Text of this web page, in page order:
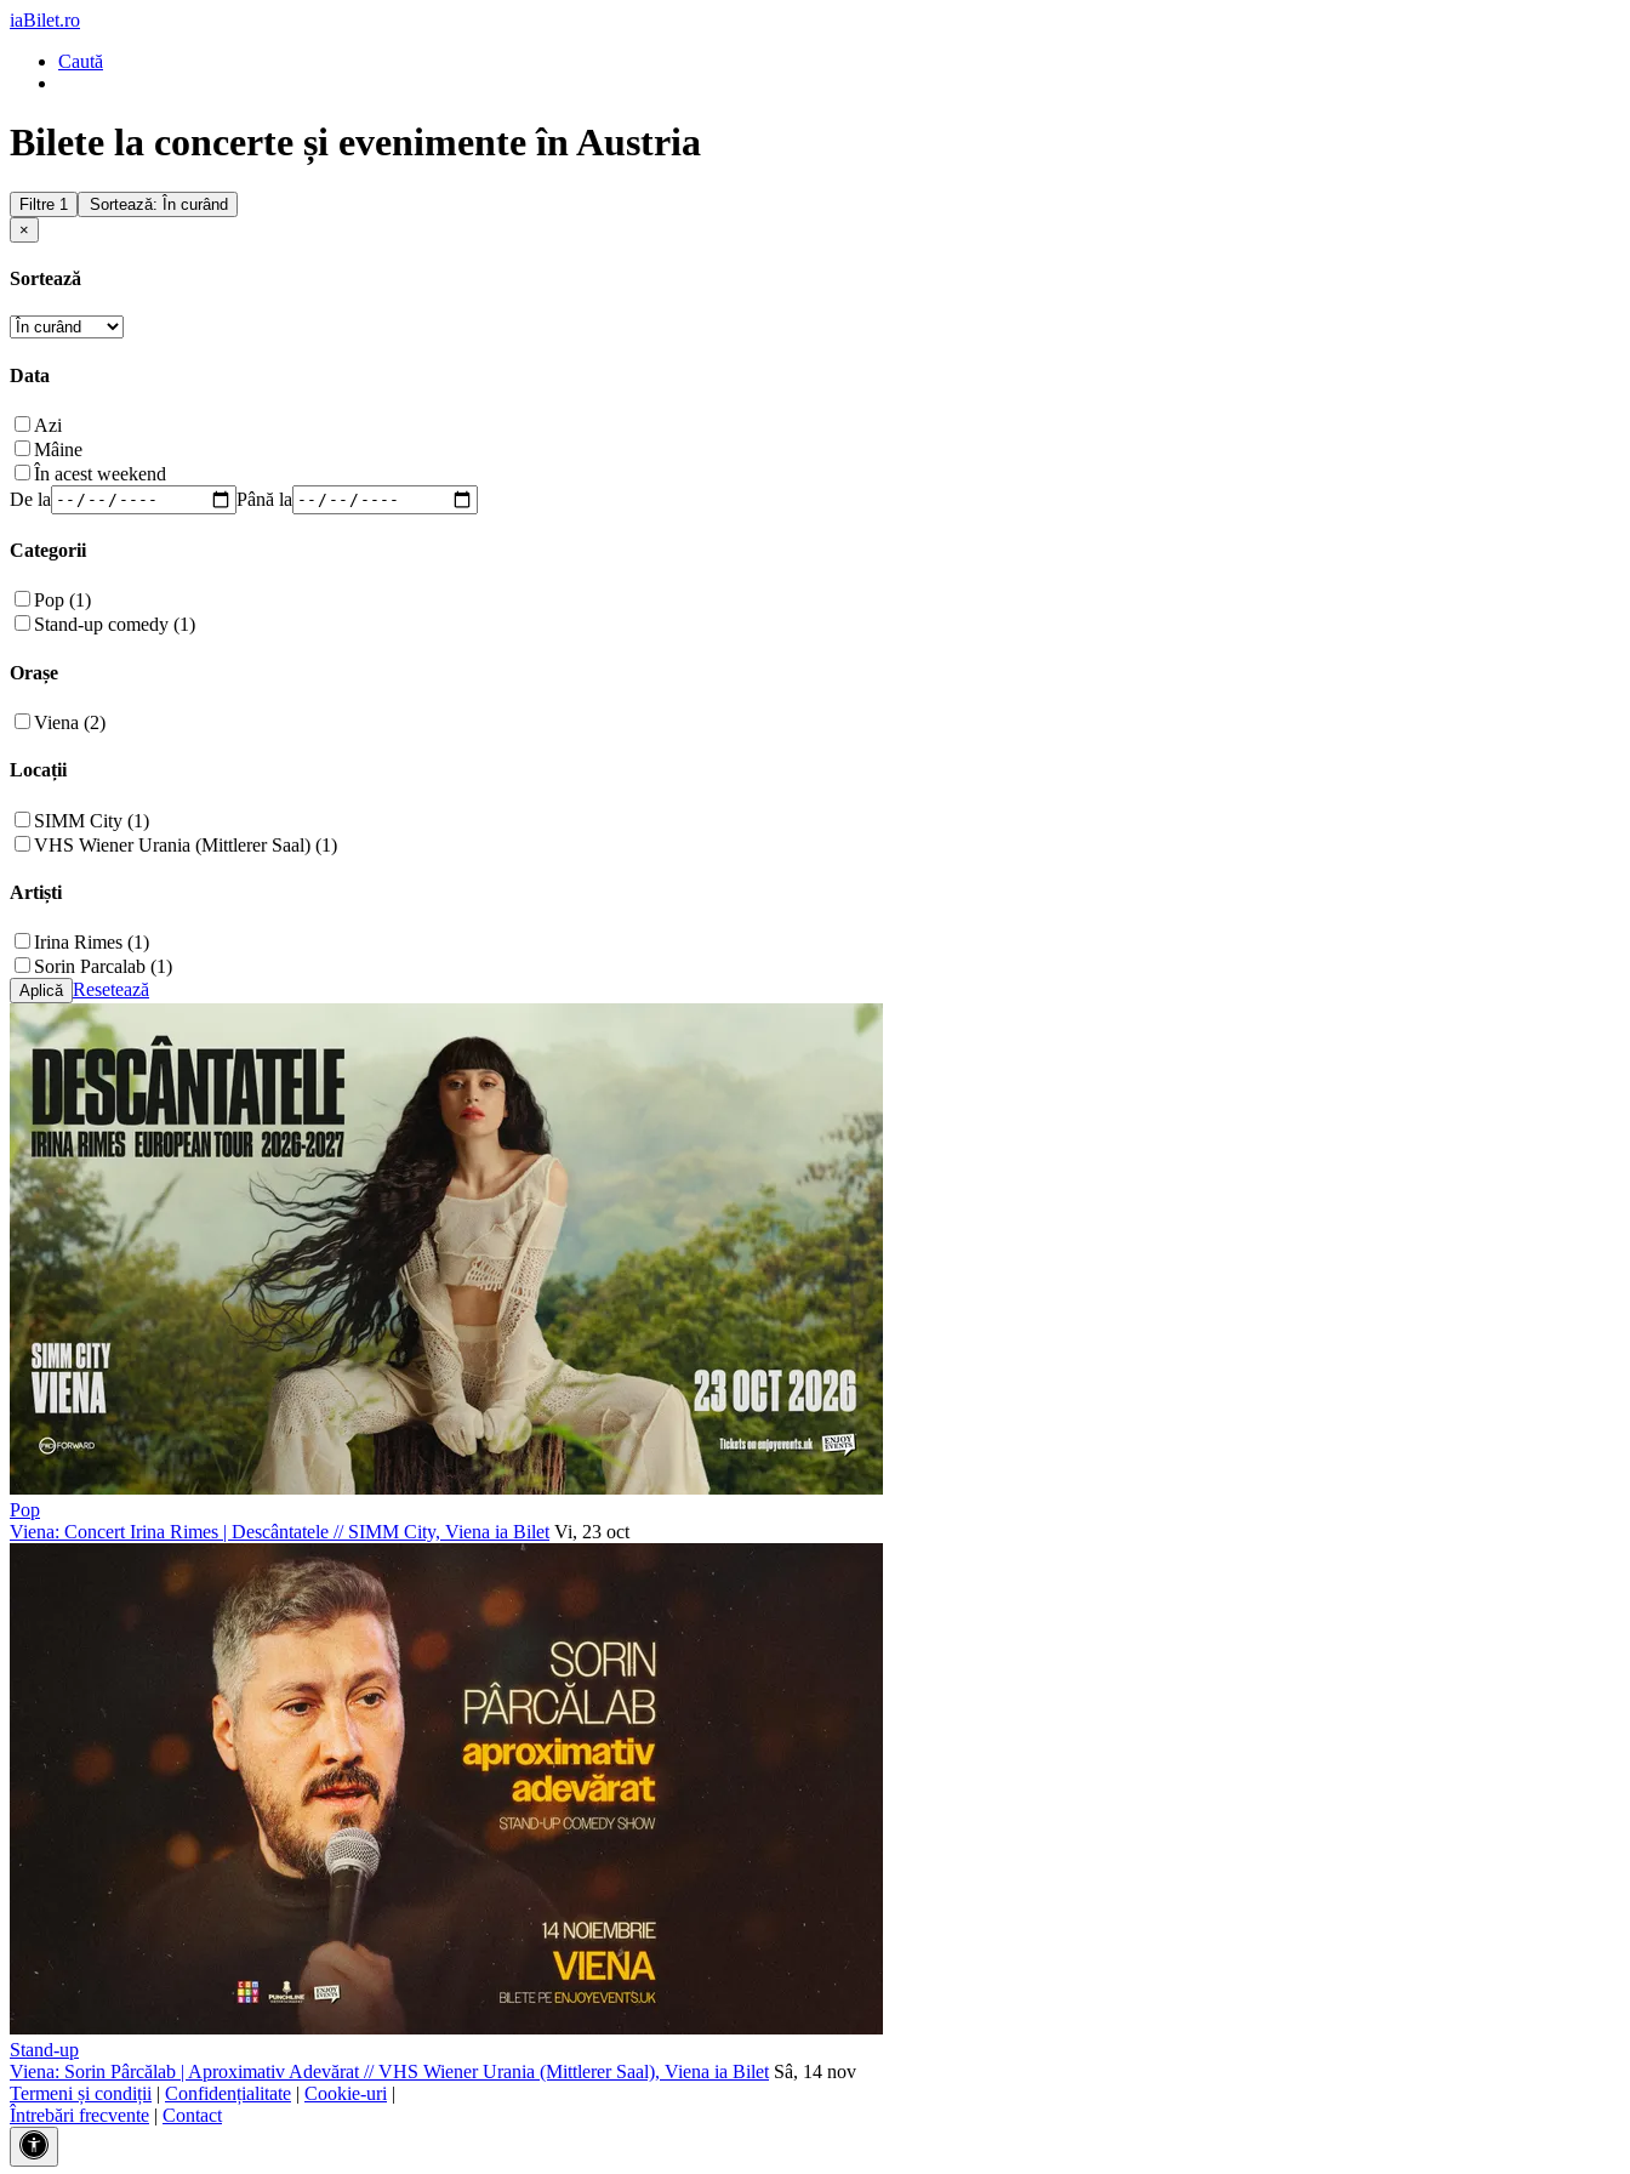
iaBilet.ro
Caută
Bilete la concerte și evenimente în Austria
Filtre 1
Sortează: În curând
×
Sortează
Data
Azi
Mâine
În acest weekend
De la
Până la
Categorii
Pop (1)
Stand-up comedy (1)
Orașe
Viena (2)
Locații
SIMM City (1)
VHS Wiener Urania (Mittlerer Saal) (1)
Artiști
Irina Rimes (1)
Sorin Parcalab (1)
Resetează
Pop
Viena: Concert Irina Rimes | Descântatele //SIMM City, Viena ia Bilet Vi, 23 oct
Stand-up
Viena: Sorin Pârcălab | Aproximativ Adevărat //VHS Wiener Urania (Mittlerer Saal), Viena ia Bilet Sâ, 14 nov
Termeni și condiții | Confidențialitate | Cookie-uri |
Întrebări frecvente | Contact